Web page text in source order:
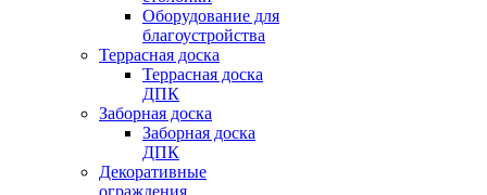
Оборудование для
благоустройства
Террасная доска
Террасная доска
ДПК
Заборная доска
Заборная доска
ДПК
Декоративные
ограждения